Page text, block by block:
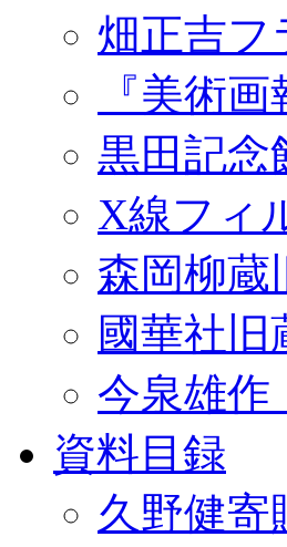
畑正吉フ
『美術
黒田記念
X線フィ
森岡柳蔵
國華社
今泉雄作
資料目録
久野健寄